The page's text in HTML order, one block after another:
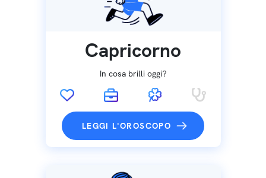
Capricorno
In cosa brilli oggi?
LEGGI L'OROSCOPO